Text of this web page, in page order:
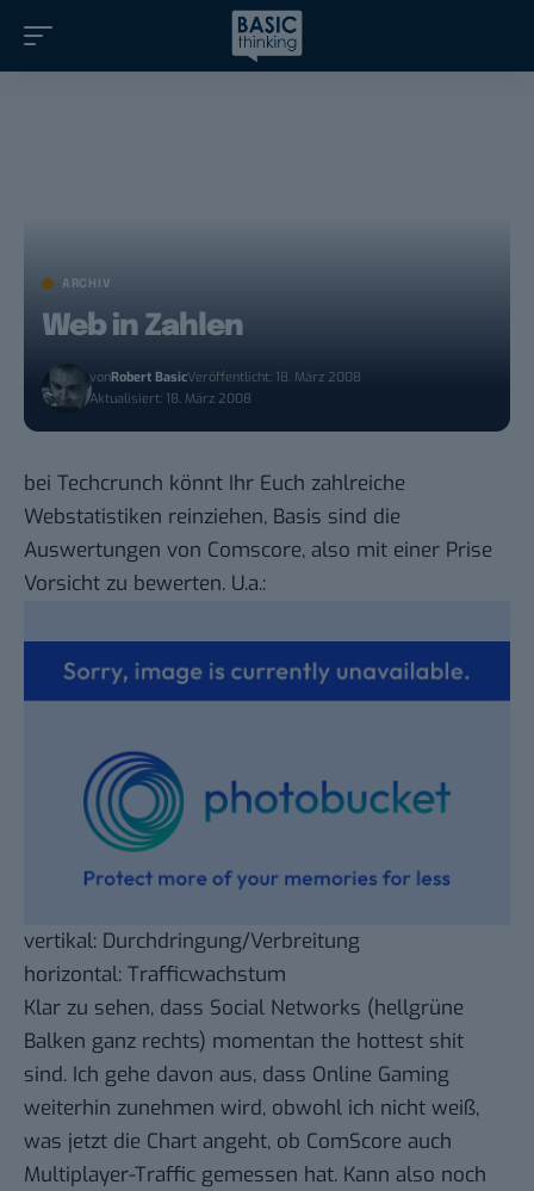
ARCHIV
Web in Zahlen
vonRobert BasicVeröffentlicht: 18. März 2008
Aktualisiert: 18. März 2008
bei Techcrunch könnt Ihr Euch zahlreiche
Webstatistiken reinziehen, Basis sind die
Auswertungen von Comscore, also mit einer Prise
Vorsicht zu bewerten. U.a.:
vertikal: Durchdringung/Verbreitung
horizontal: Trafficwachstum
Klar zu sehen, dass Social Networks (hellgrüne
Balken ganz rechts) momentan the hottest shit
sind. Ich gehe davon aus, dass Online Gaming
weiterhin zunehmen wird, obwohl ich nicht weiß,
was jetzt die Chart angeht, ob ComScore auch
Multiplayer-Traffic gemessen hat. Kann also noch